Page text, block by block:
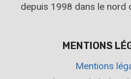
depuis 1998 dans le nord
MENTIONS
Mentions